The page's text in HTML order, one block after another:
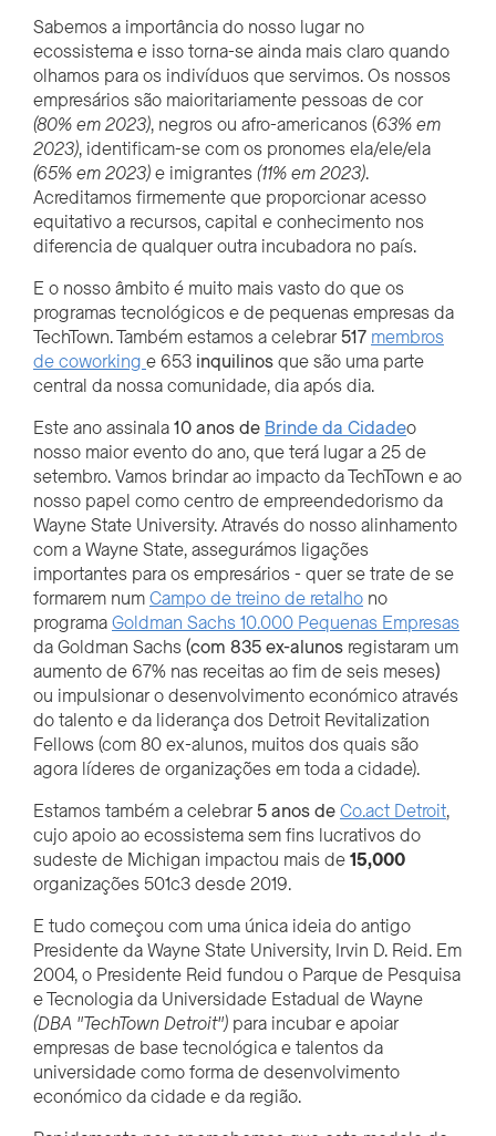
Sabemos a importância do nosso lugar no
ecossistema e isso torna-se ainda mais claro quando
olhamos para os indivíduos que servimos. Os nossos
empresários são maioritariamente pessoas de cor
(80% em 2023), negros ou afro-americanos (63% em
2023), identificam-se com os pronomes ela/ele/ela
(65% em 2023)e imigrantes(11% em 2023).
Acreditamos firmemente que proporcionar acesso
equitativo a recursos, capital e conhecimento nos
diferencia de qualquer outra incubadora no país.
E o nosso âmbito é muito mais vasto do que os
programas tecnológicos e de pequenas empresas da
TechTown. Também estamos a celebrar517 membros
de coworking e 653 inquilinosque são uma parte
central da nossa comunidade, dia após dia.
Este ano assinala10 anos de Brinde da Cidadeo
nosso maior evento do ano, que terá lugar a 25 de
setembro. Vamos brindar ao impacto da TechTown e ao
nosso papel como centro de empreendedorismo da
Wayne State University. Através do nosso alinhamento
com a Wayne State, assegurámos ligações
importantes para os empresários - quer se trate de se
formarem numCampo de treino de retalho no
programaGoldman Sachs 10.000 Pequenas Empresas
da Goldman Sachs(com 835 ex-alunos registaram um
aumento de 67% nas receitas ao fim de seis meses)
ou impulsionar o desenvolvimento económico através
do talento e da liderança dos Detroit Revitalization
Fellows (com 80 ex-alunos, muitos dos quais são
agora líderes de organizações em toda a cidade).
Estamos também a celebrar5 anos deCo.act Detroit,
cujo apoio ao ecossistema sem fins lucrativos do
sudeste de Michigan impactou mais de15,000
organizações 501c3 desde 2019.
E tudo começou com uma única ideia do antigo
Presidente da Wayne State University, Irvin D. Reid. Em
2004, o Presidente Reid fundou o Parque de Pesquisa
e Tecnologia da Universidade Estadual de Wayne
(DBA "TechTown Detroit") para incubar e apoiar
empresas de base tecnológica e talentos da
universidade como forma de desenvolvimento
económico da cidade e da região.